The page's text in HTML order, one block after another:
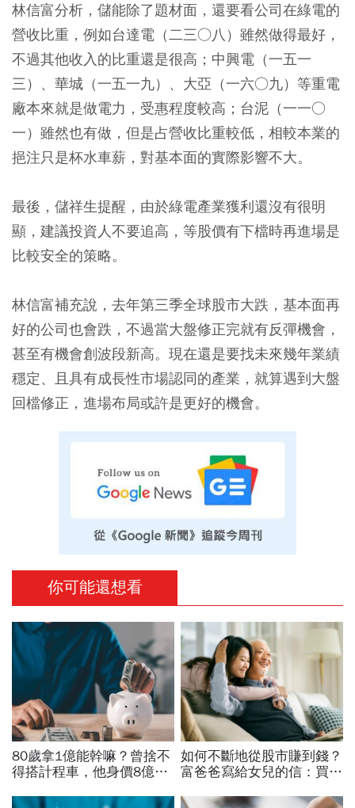
林信富分析，儲能除了題材面，還要看公司在綠電的
營收比重，例如台達電（二三○八）雖然做得最好，
不過其他收入的比重還是很高；中興電（一五一
三）、華城（一五一九）、大亞（一六○九）等重電
廠本來就是做電力，受惠程度較高；台泥（一一○
一）雖然也有做，但是占營收比重較低，相較本業的
挹注只是杯水車薪，對基本面的實際影響不大。
最後，儲祥生提醒，由於綠電產業獲利還沒有很明
顯，建議投資人不要追高，等股價有下檔時再進場是
比較安全的策略。
林信富補充說，去年第三季全球股市大跌，基本面再
好的公司也會跌，不過當大盤修正完就有反彈機會，
甚至有機會創波段新高。現在還是要找未來幾年業績
穩定、且具有成長性市場認同的產業，就算遇到大盤
回檔修正，進場布局或許是更好的機會。
你可能還想看
80歲拿1億能幹嘛？曾捨不
得搭計程車，他身價8億後
期」：這3件事花錢別手軟
如何不斷地從股市賺到錢？
富爸爸寫給女兒的信：買股